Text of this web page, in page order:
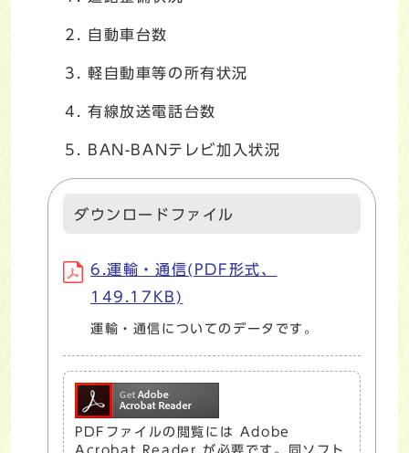
自動車台数
軽自動車等の所有状況
有線放送電話台数
BAN-BANテレビ加入状況
ダウンロードファイル
6.運輸・通信(PDF形式、
149.17KB)
運輸・通信についてのデータです。
PDFファイルの閲覧には Adobe
Acrobat Reader が必要です。同ソフト